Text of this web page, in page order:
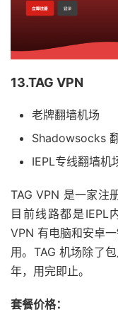
13.TAG VPN
老牌翻墙机场
Shadowsocks
IEPL专线翻墙机
TAG VPN 是一家注
目前线路都是IEPL
VPN 有电脑和安卓
用。TAG 机场除了
年，用完即止。
套餐价格：